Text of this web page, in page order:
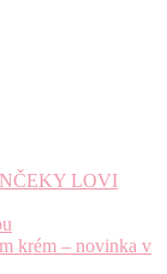
LOVI
krém – novinka v